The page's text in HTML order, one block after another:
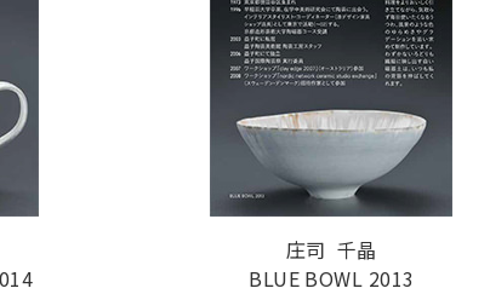
庄司 千晶
BLUE BOWL 2013